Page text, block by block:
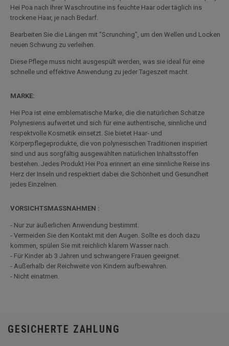
Hei Poa nach Ihrer Waschroutine ins feuchte Haar oder täglich ins
trockene Haar, je nach Bedarf.
Bearbeiten Sie die Längen mit "Scrunching", um den Wellen und Locken
neuen Schwung zu verleihen.
Diese Pflege muss nicht ausgespült werden, was sie ideal für eine
schnelle und effektive Anwendung zu jeder Tageszeit macht.
MARKE:
Hei Poa ist eine emblematische Marke, die die natürlichen Schätze
Polynesiens aufwertet und sich für eine authentische, sinnliche und
respektvolle Kosmetik einsetzt. Sie bietet Haar- und
Körperpflegeprodukte, die von polynesischen Traditionen inspiriert
sind und aus sorgfältig ausgewählten natürlichen Inhaltsstoffen
bestehen. Jedes Produkt Hei Poa erinnert an eine sinnliche Reise ins
Herz der Inseln und respektiert dabei die Schönheit und Gesundheit
jedes Einzelnen.
VORSICHTSMASSNAHMEN :
- Nur zur äußerlichen Anwendung bestimmt.
- Vermeiden Sie den Kontakt mit den Augen. Sollte es doch dazu
kommen, spülen Sie mit reichlich klarem Wasser nach.
- Für Kinder ab 3 Jahren und schwangere Frauen geeignet.
- Außerhalb der Reichweite von Kindern aufbewahren.
- Nicht einatmen.
GESICHERTE ZAHLUNG